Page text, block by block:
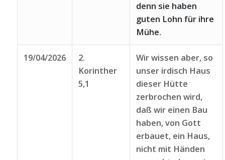
denn sie haben
guten Lohn für ihre
Mühe.
19/04/2026
2.
Korinther
5,1
Wir wissen aber, so
unser irdisch Haus
dieser Hütte
zerbrochen wird,
daß wir einen Bau
haben, von Gott
erbauet, ein Haus,
nicht mit Händen